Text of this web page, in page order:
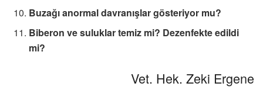
Buzağı anormal davranışlar gösteriyor mu?
Biberon ve suluklar temiz mi? Dezenfekte edildi
mi?
Vet. Hek. Zeki Ergene